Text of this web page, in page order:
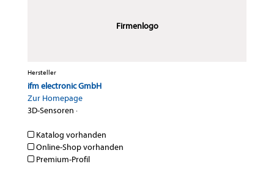
Firmenlogo
Hersteller
ifm electronic GmbH
Zur Homepage
3D-Sensoren ·
Katalog vorhanden
Online-Shop vorhanden
Premium-Profil